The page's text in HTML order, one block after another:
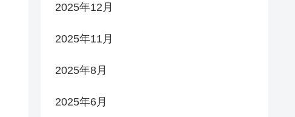
2025年12月
2025年11月
2025年8月
2025年6月